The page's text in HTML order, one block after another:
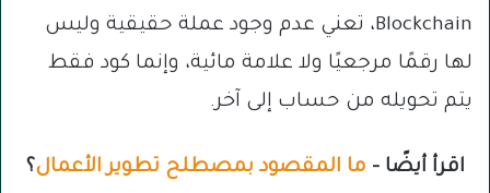
Blockchain، تعني عدم وجود عملة حقيقية وليس
لها رقمًا مرجعيًا ولا علامة مائية، وإنما كود فقط
يتم تحويله من حساب إلى آخر.
اقرأ أيضًا – ما المقصود بمصطلح تطوير الأعمال؟